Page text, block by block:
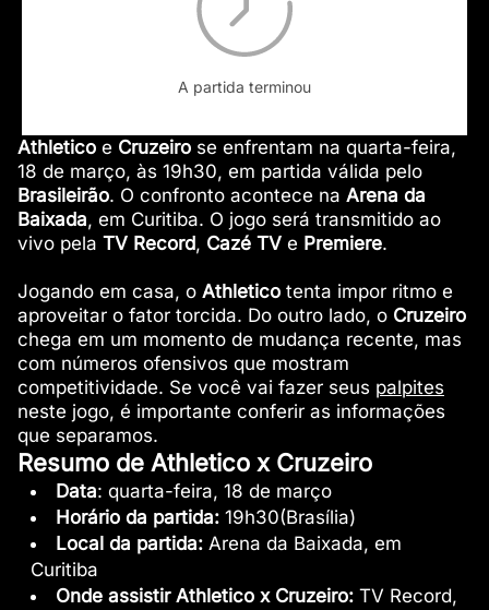
A partida terminou
Athleticoe Cruzeirose enfrentam na quarta-feira,
18 de março, às 19h30, em partida válida pelo
Brasileirão. O confronto acontece na Arena da
Baixada, em Curitiba. O jogo será transmitido ao
vivo pela TV Record, Cazé TVe Premiere.
Jogando em casa, o Athleticotenta impor ritmo e
aproveitar o fator torcida. Do outro lado, o Cruzeiro
chega em um momento de mudança recente, mas
com números ofensivos que mostram
competitividade. Se você vai fazer seus palpites
neste jogo, é importante conferir as informações
que separamos.
Resumo de Athletico x Cruzeiro
Data: quarta-feira, 18 de março
Horário da partida:19h30(Brasília)
Local da partida:Arena da Baixada, em
Curitiba
Onde assistir Athletico x Cruzeiro:TV Record,